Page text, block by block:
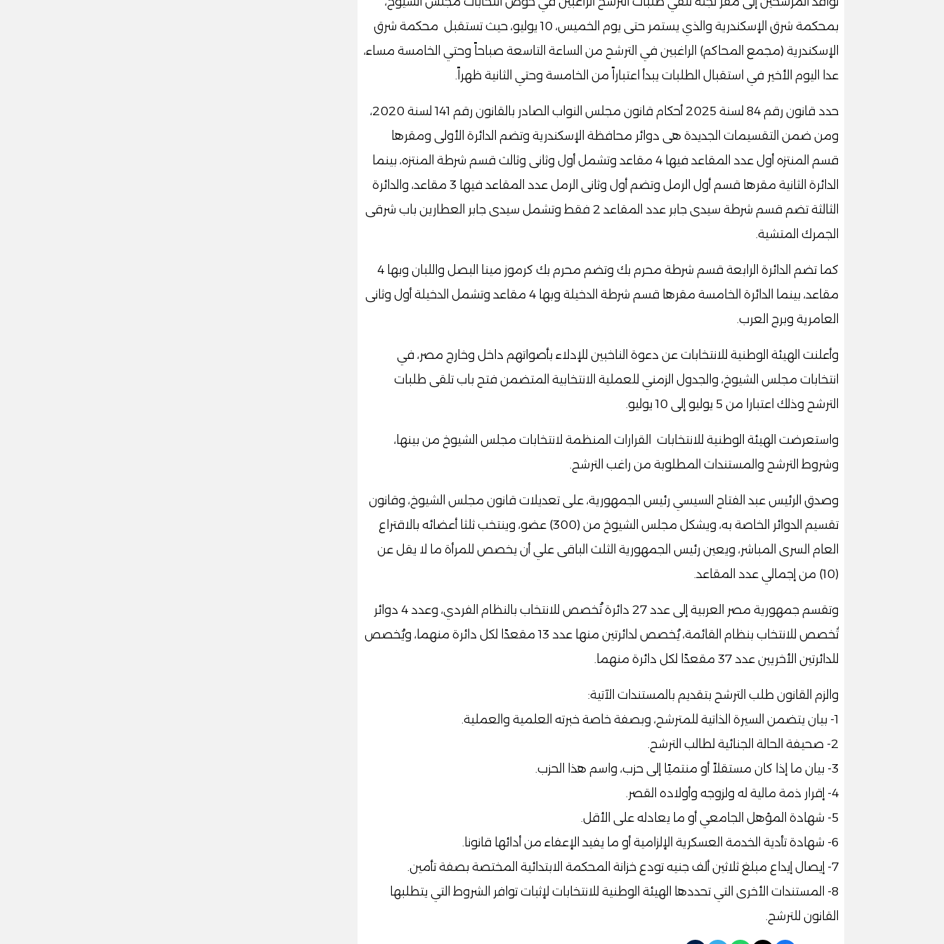
بمحكمة شرق الإسكندرية والذي يستمر حتى يوم الخميس، 10 يوليو، حيث تستقبل محكمة شرق
الإسكندرية (مجمع المحاكم) الراغبين في الترشح من الساعة التاسعة صباحاً وحتي الخامسة مساء،
عدا اليوم الأخير في استقبال الطلبات يبدأ اعتباراً من الخامسة وحتي الثانية ظهراً.
حدد قانون رقم 84 لسنة 2025 أحكام قانون مجلس النواب الصادر بالقانون رقم 141 لسنة 2020،
ومن ضمن التقسيمات الجديدة هى دوائر محافظة الإسكندرية وتضم الدائرة الأولى ومقرها
قسم المنتزه أول عدد المقاعد فيها 4 مقاعد وتشمل أول وثانى وثالث قسم شرطة المنتزه، بينما
الدائرة الثانية مقرها قسم أول الرمل وتضم أول وثانى الرمل عدد المقاعد فيها 3 مقاعد، والدائرة
الثالثة تضم قسم شرطة سيدى جابر عدد المقاعد 2 فقط وتشمل سيدى جابر العطارين باب شرقى
الجمرك المتشية.
كما تضم الدائرة الرابعة قسم شرطة محرم بك وتضم محرم بك كرموز مينا البصل واللبان وبها 4
مقاعد، بينما الدائرة الخامسة مقرها قسم شرطة الدخيلة وبها 4 مقاعد وتشمل الدخيلة أول وثانى
العامرية وبرج العرب.
وأعلنت الهيئة الوطنية للانتخابات عن دعوة الناخبين للإدلاء بأصواتهم داخل وخارج مصر، في
انتخابات مجلس الشيوخ، والجدول الزمني للعملية الانتخابية المتضمن فتح باب تلقى طلبات
الترشح وذلك اعتبارا من 5 يوليو إلى 10 يوليو.
واستعرضت الهيئة الوطنية للانتخابات القرارات المنظمة لانتخابات مجلس الشيوخ من بينها،
وشروط الترشح والمستندات المطلوبة من راغب الترشح.
وصدق الرئيس عبد الفتاح السيسي رئيس الجمهورية، على تعديلات قانون مجلس الشيوخ، وقانون
تقسيم الدوائر الخاصة به، ويشكل مجلس الشيوخ من (300) عضو، وينتخب ثلثا أعضائه بالاقتراع
العام السرى المباشر، ويعين رئيس الجمهورية الثلث الباقى علي أن يخصص للمرأة ما لا يقل عن
(10) من إجمالي عدد المقاعد.
وتقسم جمهورية مصر العربية إلى عدد 27 دائرة تُخصص للانتخاب بالنظام الفردي، وعدد 4 دوائر
تُخصص للانتخاب بنظام القائمة، يُخصص لدائرتين منها عدد 13 مقعدًا لكل دائرة منهما، ويُخصص
للدائرتين الأخريين عدد 37 مقعدًا لكل دائرة منهما.
والزم القانون طلب الترشح بتقديم بالمستندات الآتية:
1- بيان يتضمن السيرة الذاتية للمترشح، وبصفة خاصة خبرته العلمية والعملية.
2- صحيفة الحالة الجنائية لطالب الترشح.
3- بيان ما إذا كان مستقلاً أو منتميًا إلى حزب، واسم هذا الحزب.
4- إقرار ذمة مالية له ولزوجه وأولاده القصر.
5- شهادة المؤهل الجامعي أو ما يعادله على الأقل.
6- شهادة تأدية الخدمة العسكرية الإلزامية أو ما يفيد الإعفاء من أدائها قانونا.
7- إيصال إيداع مبلغ ثلاثين ألف جنيه تودع خزانة المحكمة الابتدائية المختصة بصفة تأمين.
8- المستندات الأخرى التي تحددها الهيئة الوطنية للانتخابات لإثبات توافر الشروط التي يتطلبها
القانون للترشح.